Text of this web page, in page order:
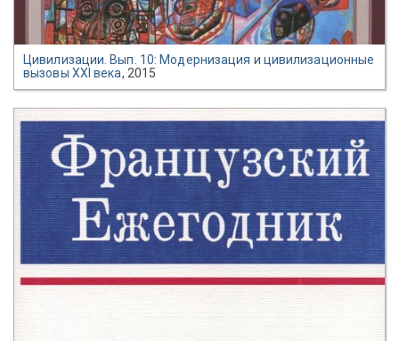
Цивилизации. Вып. 10: Модернизация и цивилизационные
вызовы XXI века, 2015